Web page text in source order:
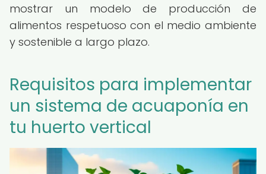
mostrar un modelo de producción de
alimentos respetuoso con el medio ambiente
y sostenible a largo plazo.
Requisitos para implementar
un sistema de acuaponía en
tu huerto vertical